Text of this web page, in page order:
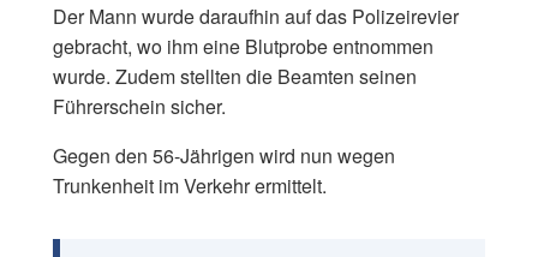
Der Mann wurde daraufhin auf das Polizeirevier
gebracht, wo ihm eine Blutprobe entnommen
wurde. Zudem stellten die Beamten seinen
Führerschein sicher.
Gegen den 56-Jährigen wird nun wegen
Trunkenheit im Verkehr ermittelt.